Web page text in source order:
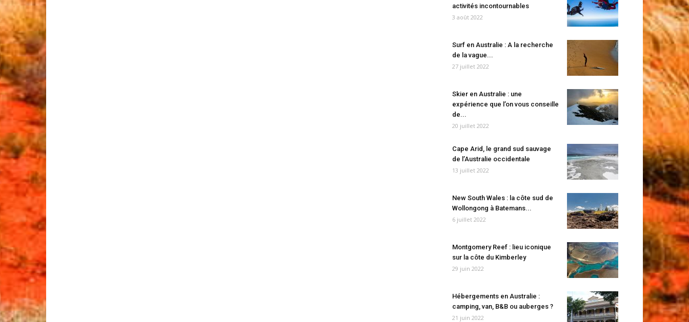
activités incontournables
3 août 2022
Surf en Australie : A la recherche
de la vague...
27 juillet 2022
Skier en Australie : une
expérience que l’on vous conseille
de...
20 juillet 2022
Cape Arid, le grand sud sauvage
de l’Australie occidentale
13 juillet 2022
New South Wales : la côte sud de
Wollongong à Batemans...
6 juillet 2022
Montgomery Reef : lieu iconique
sur la côte du Kimberley
29 juin 2022
Hébergements en Australie :
camping, van, B&B ou auberges ?
21 juin 2022